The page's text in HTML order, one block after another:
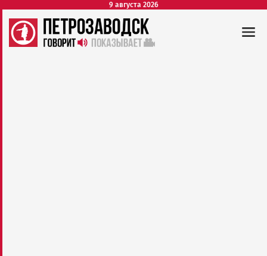
9 августа 2026